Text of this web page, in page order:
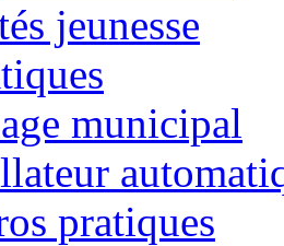
jeunesse
municipal
pratiques